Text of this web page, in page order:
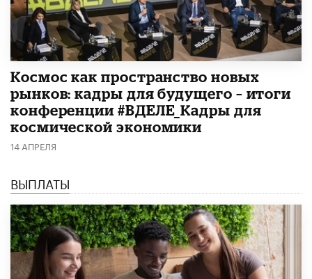
Космос как пространство новых
рынков: кадры для будущего – итоги
конференции #ВДЕЛЕ_Кадры для
космической экономики
14 АПРЕЛЯ
ВЫПЛАТЫ